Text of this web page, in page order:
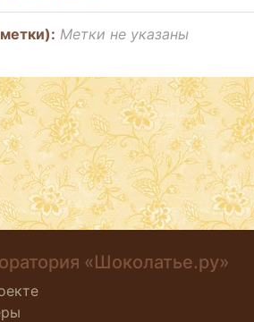
Метки не указаны
«Шоколатье.ру»